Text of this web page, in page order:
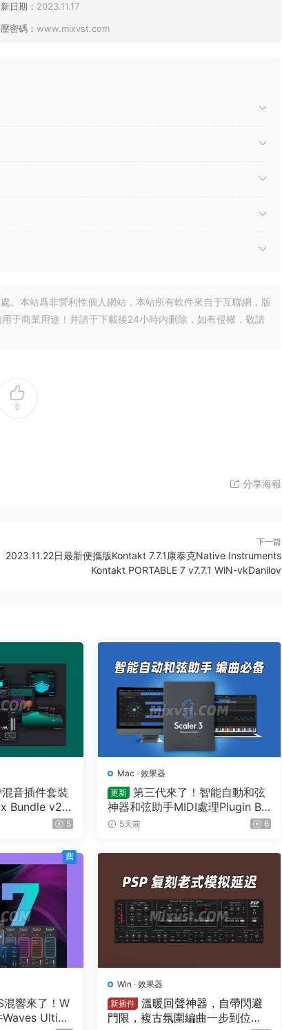
日期： 2023.11.17
密碼： www.mixvst.com
處。本站爲非營利性個人網站，本站所有軟件來自于互聯網，版
于商業用途！并請于下載後24小時内删除，如有侵權，敬請
0
分享海報
下一篇
2023.11.22日最新便攜版Kontakt 7.7.1康泰克Native Instruments
Kontakt PORTABLE 7 v7.7.1 WiN-vkDanilov
音插件套裝
Bundle v20
5
Mac ·效果器
更新
第三代來了！智能自動和弦
神器和弦助手MIDI處理Plugin Bo
utique – Scaler 3 v3.3.0 MAC
5天前 6
混響來了！W
Ultim
薦
Win ·效果器
新插件
溫暖回聲神器，自帶閃避
門限，複古氛圍編曲一步到位延